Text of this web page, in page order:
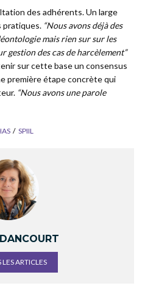
des adhérents. Un large
pratiques. “Nous avons déjà des
mais rien sur sur les
gestion des cas de harcèlement”
sur cette base un consensus
première étape concrète qui
“Nous avons une parole
SPIIL
ARTICLES